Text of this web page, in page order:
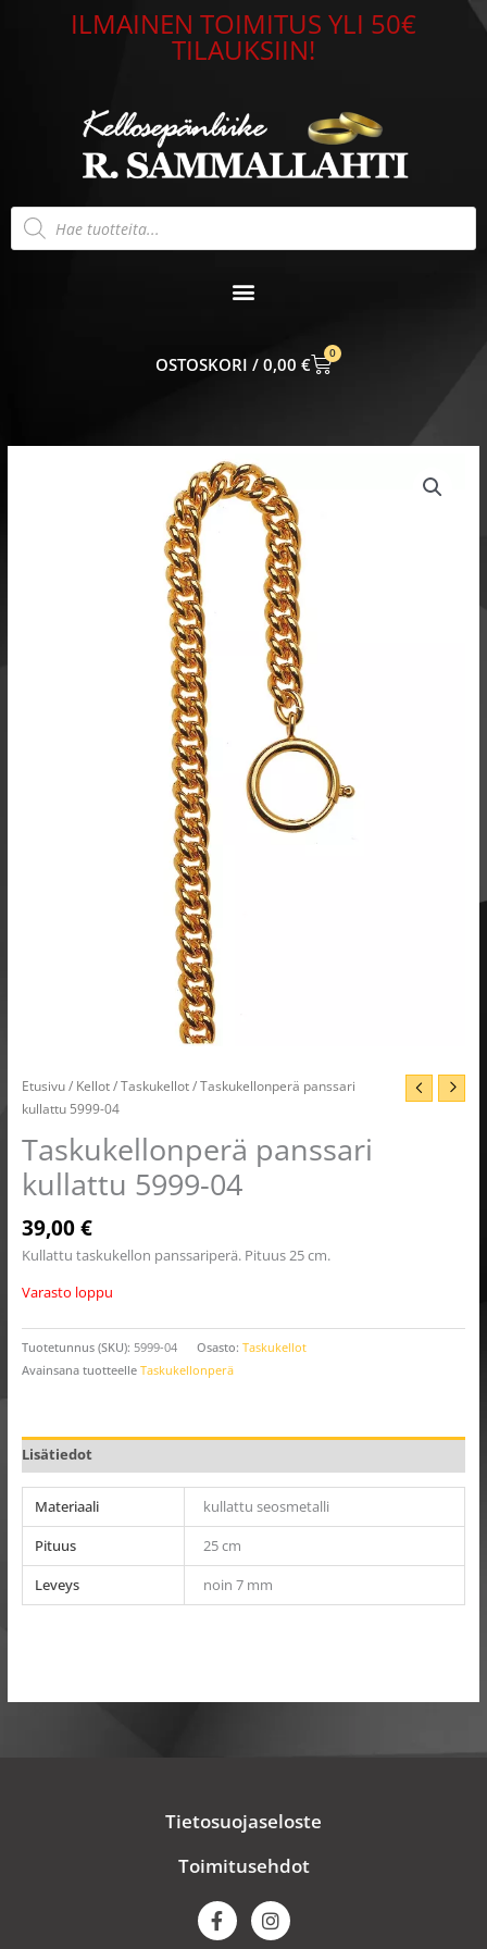
ILMAINEN TOIMITUS YLI 50€
TILAUKSIIN!
Products
search
0,00 €
0
CART
Etusivu/ Kellot/Taskukellot/ Taskukellonperä panssari
kullattu 5999-04
Taskukellonperä panssari
kullattu 5999-04
39,00€
Kullattu taskukellon panssariperä. Pituus 25 cm.
Varasto loppu
Tuotetunnus (SKU): 5999-04 Osasto: Taskukellot
Avainsana tuotteelle Taskukellonperä
Lisätiedot
Materiaali
kullattu seosmetalli
Pituus
25 cm
Leveys
noin 7 mm
Tietosuojaseloste
Toimitusehdot
F
a
I
n